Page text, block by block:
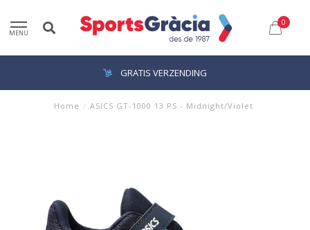
MENU
0
GRATIS VERZENDING
Home / ASICS GT-1000 13 PS - Midnight/Violet